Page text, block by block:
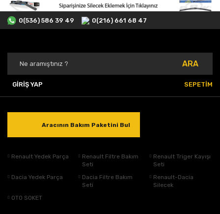
0(536) 586 39 49 0(216) 661 68 47
ARA
GİRİŞ YAP SEPETİM
Aracının Bakım Paketini Bul
Renault Yedek Parça
Renault Filtre Bakım
Seti
Renault Triger Kayışı
Seti
Dacia Yedek Parça
Dacia Filtre Bakım
Seti
Renault-Dacia
Silecek
OTO SOKET